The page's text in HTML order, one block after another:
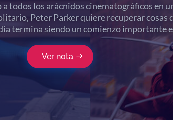
todos los arácnidos cinematográficos en
Peter Parker quiere recuperar cosas
termina siendo un comienzo importante
Ver nota